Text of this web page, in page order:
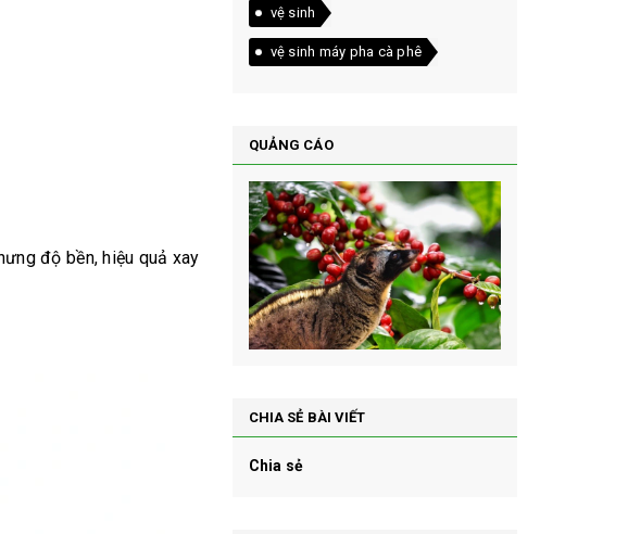
độ bền, hiệu quả xay
vệ sinh
vệ sinh máy pha cà phê
QUẢNG CÁO
CHIA SẺ BÀI VIẾT
Chia sẻ